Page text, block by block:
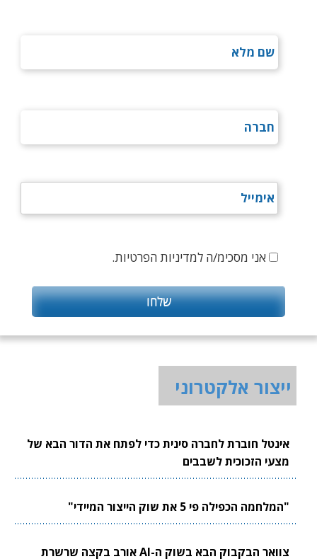
אני מסכימ/ה למדיניות הפרטיות.
ייצור אלקטרוני
אינטל חוברת לחברה סינית כדי לפתח את הדור הבא של
מצעי הזכוכית לשבבים
"המלחמה הכפילה פי 5 את שוק הייצור המיידי"
צוואר הבקבוק הבא בשוק ה-AI אורב בקצה שרשרת